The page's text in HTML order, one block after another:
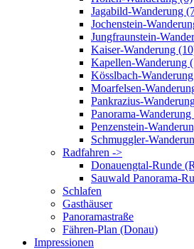
Jagabild-Wanderung
Jochenstein-
Jungfraunstein-
Kaiser-Wanderung
Kapellen-Wanderung
Kösslbach-
Moarfelsen-
Pankrazius-
Panorama-
Penzenstein-
Schmuggler-
Radfahren ->
Donauengtal-Runde
Sauwald Panorama-
Schlafen
Gasthäuser
Panoramastraße
Fähren-Plan (Donau)
Impressionen